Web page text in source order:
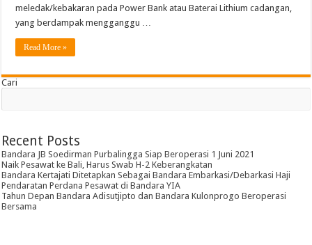
meledak/kebakaran pada Power Bank atau Baterai Lithium cadangan,
yang berdampak mengganggu …
Read More »
Cari
Recent Posts
Bandara JB Soedirman Purbalingga Siap Beroperasi 1 Juni 2021
Naik Pesawat ke Bali, Harus Swab H-2 Keberangkatan
Bandara Kertajati Ditetapkan Sebagai Bandara Embarkasi/Debarkasi Haji
Pendaratan Perdana Pesawat di Bandara YIA
Tahun Depan Bandara Adisutjipto dan Bandara Kulonprogo Beroperasi
Bersama